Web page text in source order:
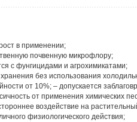
в применении;
почвенную микрофлору;
с фунгицидами и агрохимикатами;
без использования
от 10%; – допускается
от применения химических
воздействие на
физиологического действия;